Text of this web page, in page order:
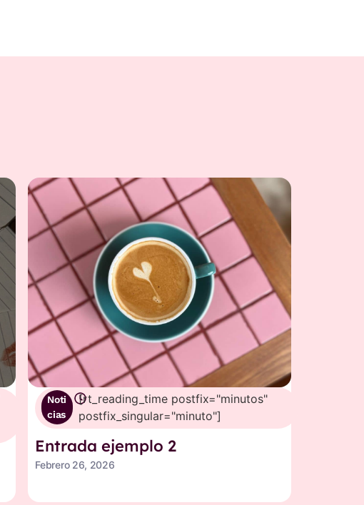
Noti
cias
[rt_reading_time postfix="minutos"
postfix_singular="minuto"]
Entrada ejemplo 2
Febrero 26, 2026